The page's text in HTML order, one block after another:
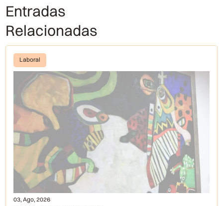
Entradas
Relacionadas
Laboral
03, Ago, 2026